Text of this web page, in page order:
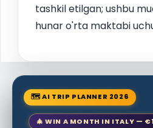
tashkil etilgan; ushbu
hunar o'rta maktabi
🗺 AI TRIP PLANNER 2026
🎄 WIN A MONTH IN ITALY —